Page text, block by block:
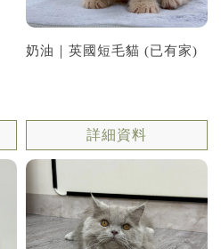
奶油｜英國短毛貓 (已有家)
詳細資料